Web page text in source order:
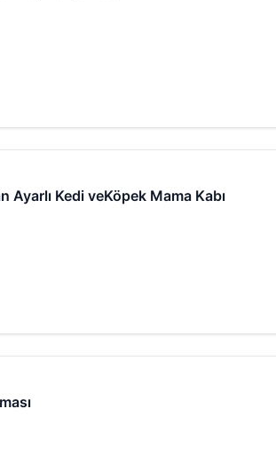
Ayarlı Kedi veKöpek Mama Kabı